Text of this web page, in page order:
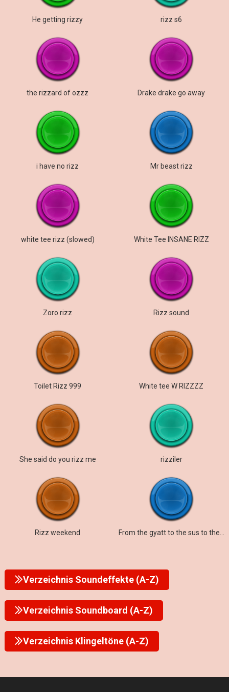
He getting rizzy rizz s6
the rizzard of ozzz Drake drake go away
i have no rizz Mr beast rizz
white tee rizz (slowed) White Tee INSANE RIZZ
Zoro rizz Rizz sound
Toilet Rizz 999 White tee W RIZZZZ
She said do you rizz me rizziler
Rizz weekend
Verzeichnis Soundeffekte (A-Z)
Verzeichnis Soundboard (A-Z)
Verzeichnis Klingeltöne (A-Z)